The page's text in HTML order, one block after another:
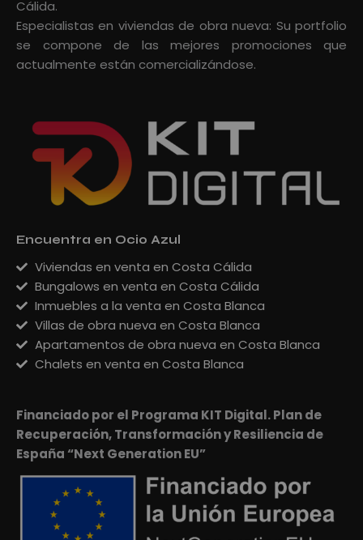
Cálida.
Especialistas en viviendas de obra nueva: Su portfolio
se compone de las mejores promociones que
actualmente están comercializándose.
Encuentra en Ocio Azul
Viviendas en venta en Costa Cálida
Bungalows en venta en Costa Cálida
Inmuebles a la venta en Costa Blanca
Villas de obra nueva en Costa Blanca
Apartamentos de obra nueva en Costa Blanca
Chalets en venta en Costa Blanca
Financiado por el Programa KIT Digital. Plan de
Recuperación, Transformación y Resiliencia de
España “Next Generation EU”